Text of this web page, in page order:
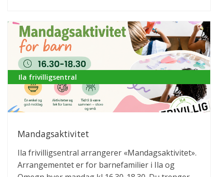
Ila frivilligsentral
Mandagsaktivitet
Ila frivilligsentral arrangerer «Mandagsaktivitet».
Arrangementet er for barnefamilier i Ila og